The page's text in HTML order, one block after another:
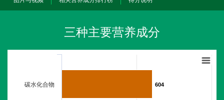
三种主要营养成分
604
604
碳水化合物